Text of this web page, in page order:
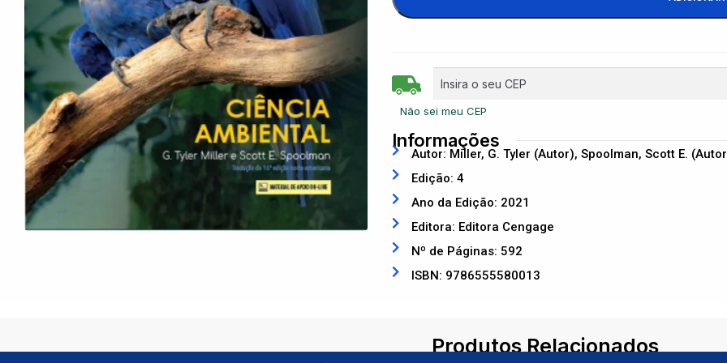
Não sei meu CEP
Informações
Autor: Miller, G. Tyler (Autor), Spoolman, Scott E.
Edição: 4
Ano da Edição: 2021
Editora: Editora Cengage
Nº de Páginas: 592
ISBN: 9786555580013
Produtos Relacionados